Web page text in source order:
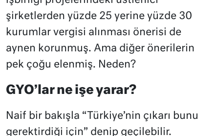
şirketlerden yüzde 25 yerine yüzde 30
kurumlar vergisi alınması önerisi de
aynen korunmuş. Ama diğer önerilerin
pek çoğu elenmiş. Neden?
GYO’lar ne işe yarar?
Naif bir bakışla “Türkiye’nin çıkarı bunu
gerektirdiği için” denip geçilebilir.